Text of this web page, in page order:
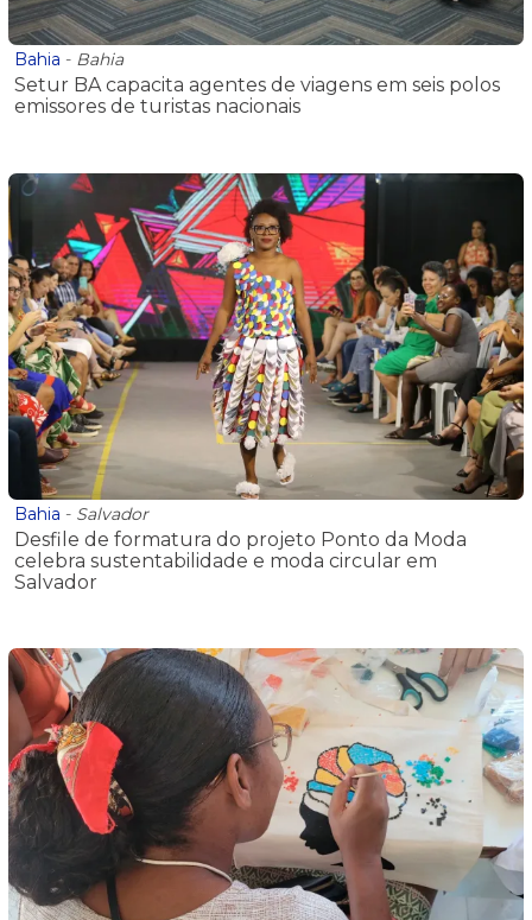
Bahia - Bahia
Setur BA capacita agentes de viagens em seis polos
emissores de turistas nacionais
Bahia - Salvador
Desfile de formatura do projeto Ponto da Moda
celebra sustentabilidade e moda circular em
Salvador